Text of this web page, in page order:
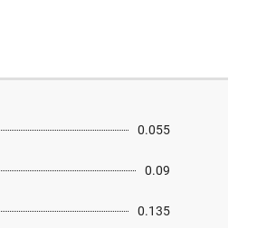
0.055
0.09
0.135